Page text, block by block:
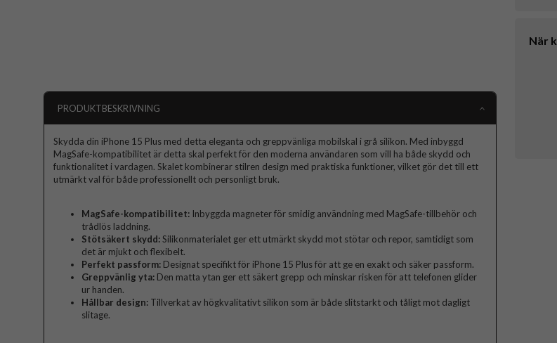
När
PRODUKTBESKRIVNING
Skydda din iPhone 15 Plus med detta eleganta och greppvänliga mobilskal i grå silikon. Med inbyggd
MagSafe-kompatibilitet är detta skal perfekt för den moderna användaren som vill ha både skydd och
funktionalitet i vardagen. Skalet kombinerar stilren design med praktiska funktioner, vilket gör det till ett
utmärkt val för både professionellt och personligt bruk.
MagSafe-kompatibilitet: Inbyggda magneter för smidig användning med MagSafe-tillbehör och
trådlös laddning.
Stötsäkert skydd:Silikonmaterialet ger ett utmärkt skydd mot stötar och repor, samtidigt som
det är mjukt och flexibelt.
Perfekt passform: Designat specifikt för iPhone 15 Plus för att ge en exakt och säker passform.
Greppvänlig yta: Den matta ytan ger ett säkert grepp och minskar risken för att telefonen glider
ur handen.
Hållbar design: Tillverkat av högkvalitativt silikon som är både slitstarkt och tåligt mot dagligt
slitage.